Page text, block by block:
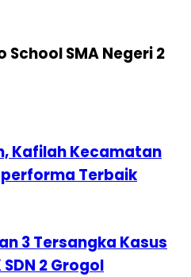
School SMA Negeri 2
Kafilah Kecamatan
Terbaik
3 Tersangka Kasus
2 Grogol